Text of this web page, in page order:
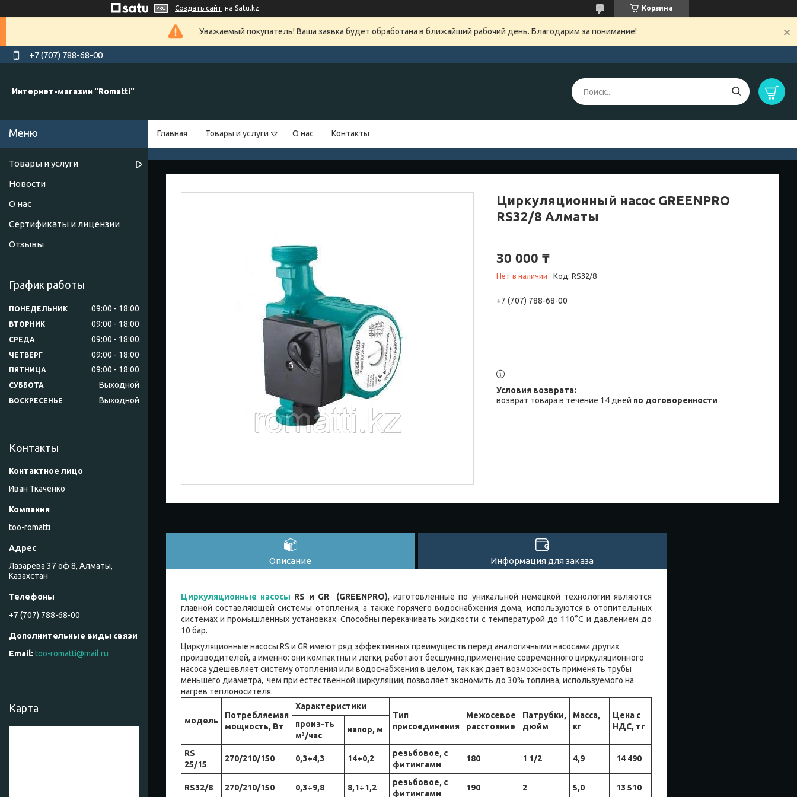
Создать сайт на Satu.kz Корзина
Уважаемый покупатель! Ваша заявка будет обработана в ближайший рабочий день. Благодарим за понимание!
+7 (707) 788-68-00
Интернет-магазин "Romatti"
Главная Товары и услуги О нас Контакты
Циркуляционный насос GREENPRO
RS32/8 Алматы
30 000 ₸
Нет в наличии Код: RS32/8
+7 (707) 788-68-00
возврат товара в течение 14 дней по договоренности
Описание Информация для заказа
Циркуляционные насосы RS и GR (GREENPRO), изготовленные по уникальной немецкой технологии являются
главной составляющей системы отопления, а также горячего водоснабжения дома, используются в отопительных
системах и промышленных установках. Способны перекачивать жидкости с температурой до 110°С и давлением до
10 бар.
Циркуляционные насосы RS и GR имеют ряд эффективных преимуществ перед аналогичными насосами других
производителей, а именно: они компактны и легки, работают бесшумно,применение современного циркуляционного
насоса удешевляет систему отопления или водоснабжения в целом, так как дает возможность применять трубы
меньшего диаметра, чем при естественной циркуляции, позволяет экономить до 30% топлива, используемого на
нагрев теплоносителя.
модель
Потребляемая
мощность, Вт
Характеристики
Тип
присоединения
Межосевое
расстояние
Патрубки,
дюйм
Масса,
кг
Цена с
НДС, тг
произ-ть
м³/час
напор, м
RS
25/15
270/210/150 0,3÷4,3 14÷0,2
резьбовое, с
фитингами
180 1 1/2 4,9 14 490
RS32/8 270/210/150 0,3÷9,8 8,1÷1,2
резьбовое, с
фитингами
190 2 5,0 13 510
Товары и услуги
Новости
О нас
Сертификаты и лицензии
Отзывы
График работы
ПОНЕДЕЛЬНИК 09:00 18:00
ВТОРНИК 09:00 18:00
СРЕДА 09:00 18:00
ЧЕТВЕРГ 09:00 18:00
ПЯТНИЦА 09:00 18:00
СУББОТА Выходной
ВОСКРЕСЕНЬЕ Выходной
Контакты
Иван Ткаченко
too-romatti
Лазарева 37 оф 8, Алматы,
Казахстан
+7 (707) 788-68-00
too-romatti@mail.ru
Карта